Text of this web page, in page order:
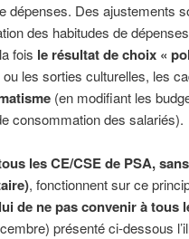
dépenses. Des ajustements
des habitudes de
fois le résultat de choix «
les sorties culturelles, les
(en modifiant les
consommation des salariés).
les CE/CSE de PSA,
, fonctionnent sur ce
de ne pas convenir à tous
présenté ci-dessous